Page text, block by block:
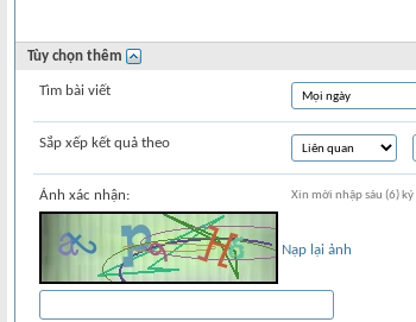
Tùy chọn thêm
Tìm bài viết
Sắp xếp kết quả theo
Ảnh xác nhận: Xin mời nhập sáu (6)
Nạp lại ảnh